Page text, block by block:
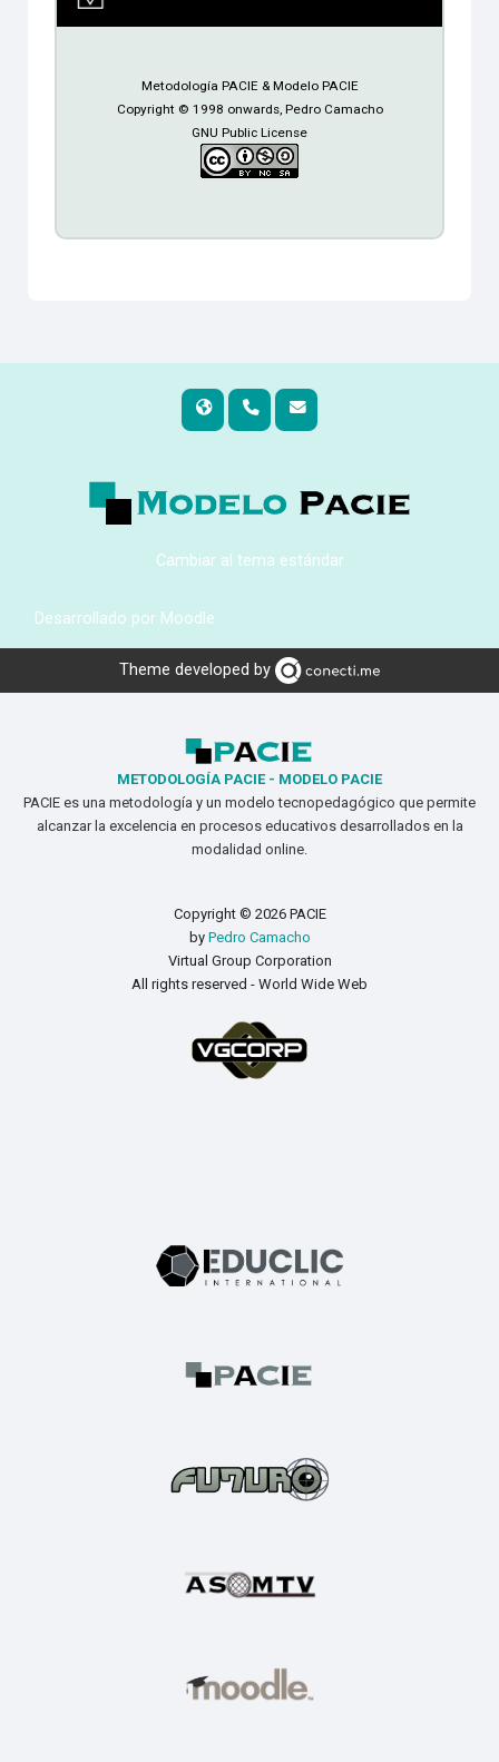
Metodología PACIE & Modelo PACIE
Copyright © 1998 onwards, Pedro Camacho
GNU Public License
Cambiar al tema estándar
Desarrollado por Moodle
Theme developed by
METODOLOGÍA PACIE - MODELO PACIE
PACIE es una metodología y un modelo tecnopedagógico que permite
alcanzar la excelencia en procesos educativos desarrollados en la
modalidad online.
Copyright © 2026 PACIE
by Pedro Camacho
Virtual Group Corporation
All rights reserved - World Wide Web